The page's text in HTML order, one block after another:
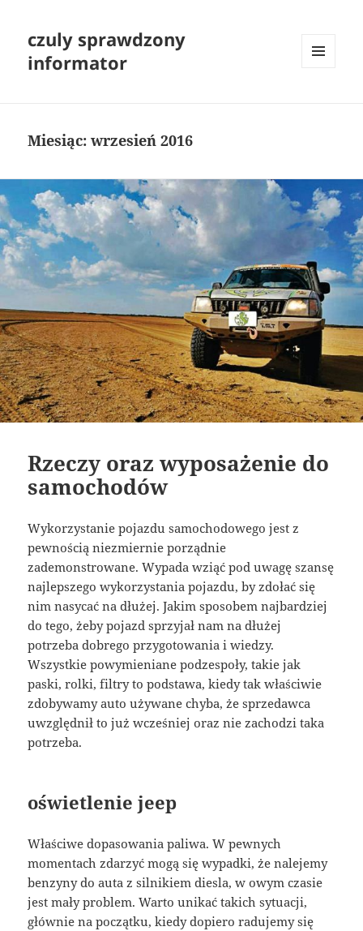
czuly sprawdzony
informator
Miesiąc:wrzesień 2016
Rzeczy oraz wyposażenie do
samochodów
Wykorzystanie pojazdu samochodowego jest z
pewnością niezmiernie porządnie
zademonstrowane. Wypada wziąć pod uwagę szansę
najlepszego wykorzystania pojazdu, by zdołać się
nim nasycać na dłużej. Jakim sposobem najbardziej
do tego, żeby pojazd sprzyjał nam na dłużej
potrzeba dobrego przygotowania i wiedzy.
Wszystkie powymieniane podzespoły, takie jak
paski, rolki, filtry to podstawa, kiedy tak właściwie
zdobywamy auto używane chyba, że sprzedawca
uwzględnił to już wcześniej oraz nie zachodzi taka
potrzeba.
oświetlenie jeep
Właściwe dopasowania paliwa. W pewnych
momentach zdarzyć mogą się wypadki, że nalejemy
benzyny do auta z silnikiem diesla, w owym czasie
jest mały problem. Warto unikać takich sytuacji,
głównie na początku, kiedy dopiero radujemy się